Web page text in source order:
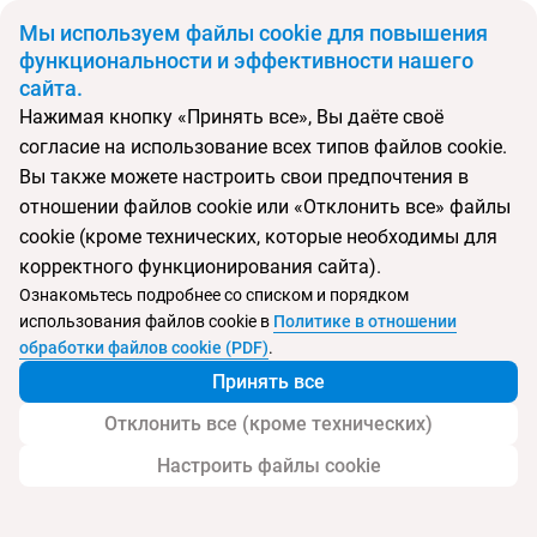
BYN
Главная
Перейти в подбор
Грузия, Бакуриани
Bakuriani Inn
Детям Дополнительно
Мы используем файлы cookie для повышения
функциональности и эффективности нашего
сайта.
Нажимая кнопку «Принять все», Вы даёте своё
согласие на использование всех типов файлов cookie.
Вы также можете настроить свои предпочтения в
отношении файлов cookie или «Отклонить все» файлы
cookie (кроме технических, которые необходимы для
корректного функционирования сайта).
Ознакомьтесь подробнее со списком и порядком
использования файлов cookie в Политике в отношении
обработки файлов cookie (PDF).
Принять все
Отклонить все (кроме технических)
Настроить файлы cookie